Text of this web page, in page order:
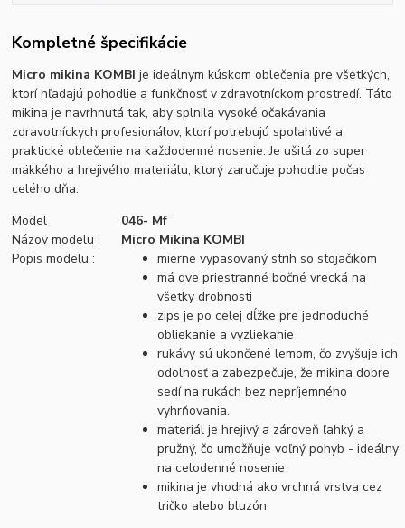
Kompletné špecifikácie
Micro mikina KOMBIje ideálnym kúskom oblečenia pre všetkých,
ktorí hľadajú pohodlie a funkčnosť v zdravotníckom prostredí. Táto
mikina je navrhnutá tak, aby splnila vysoké očakávania
zdravotníckych profesionálov, ktorí potrebujú spoľahlivé a
praktické oblečenie na každodenné nosenie. Je ušitá zo super
mäkkého a hrejivého materiálu, ktorý zaručuje pohodlie počas
celého dňa.
Model
046- Mf
Názov modelu :
Micro Mikina KOMBI
Popis modelu :
mierne vypasovaný strih so stojačikom
má dve priestranné bočné vrecká na
všetky drobnosti
zips je po celej dĺžke pre jednoduché
obliekanie a vyzliekanie
rukávy sú ukončené lemom, čo zvyšuje ich
odolnosť a zabezpečuje, že mikina dobre
sedí na rukách bez nepríjemného
vyhrňovania.
materiál je hrejivý a zároveň ľahký a
pružný, čo umožňuje voľný pohyb - ideálny
na celodenné nosenie
mikina je vhodná ako vrchná vrstva cez
tričko alebo bluzón